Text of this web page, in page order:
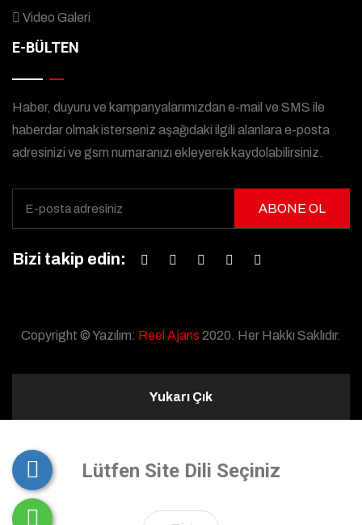
Video Galeri
E-BÜLTEN
Haber, duyuru ve kampanyalarımızdan e-mail ve SMS ile
haberdar olmak isterseniz aşağıdaki ilgili alanlara e-posta
adresinizi ve gsm numaranızı ekleyerek kaydolabilirsiniz.
ABONE OL
Bizi takip edin:
Copyright © Yazılım: Reel Ajans 2020. Her Hakkı Saklıdır.
Yukarı Çık
Lütfen Site Dili Seçiniz